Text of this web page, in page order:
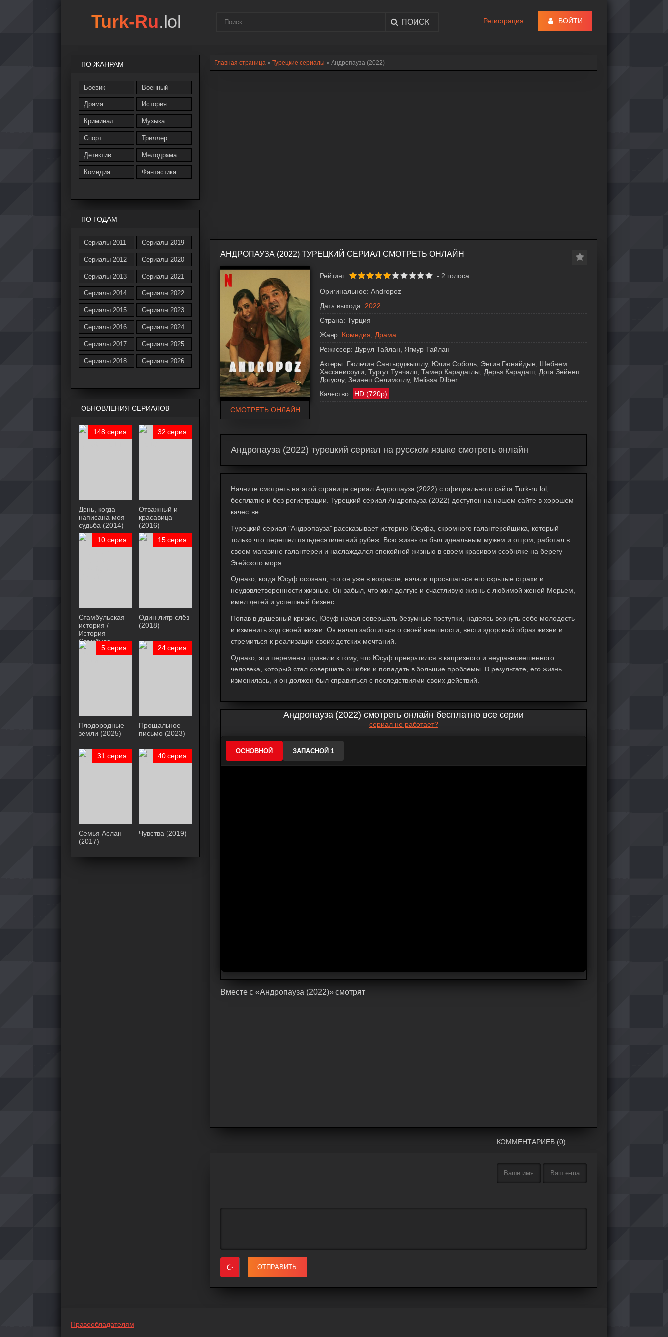
Главная страница » Турецкие сериалы » Андропауза (2022)
АНДРОПАУЗА (2022) ТУРЕЦКИЙ СЕРИАЛ СМОТРЕТЬ ОНЛАЙН
СМОТРЕТЬ ОНЛАЙН
Рейтинг: - 2 голоса
Оригинальное: Andropoz
Дата выхода: 2022
Страна: Турция
Жанр: Комедия
Драма
Режиссер: Дурул Тайлан, Ягмур Тайлан
Актеры: Гюльчин Сантырджыоглу, Юлия Соболь, Энгин Гюнайдын, Шебнем
Хассанисоуги, Тургут Тунчалп, Тамер Карадаглы, Дерья Карадаш, Дога Зейнеп
Догуслу, Зеинеп Селимоглу, Melissa Dilber
Качество: HD (720p)
Андропауза (2022) турецкий сериал на русском языке смотреть онлайн
Начните смотреть на этой странице сериал Андропауза (2022) с официального сайта Turk-ru.lol,
бесплатно и без регистрации. Турецкий сериал Андропауза (2022) доступен на нашем сайте в хорошем
качестве.
Турецкий сериал "Андропауза" рассказывает историю Юсуфа, скромного галантерейщика, который
только что перешел пятьдесятилетний рубеж. Всю жизнь он был идеальным мужем и отцом, работал в
своем магазине галантереи и наслаждался спокойной жизнью в своем красивом особняке на берегу
Эгейского моря.
Однако, когда Юсуф осознал, что он уже в возрасте, начали просыпаться его скрытые страхи и
неудовлетворенности жизнью. Он забыл, что жил долгую и счастливую жизнь с любимой женой Мерьем,
имел детей и успешный бизнес.
Попав в душевный кризис, Юсуф начал совершать безумные поступки, надеясь вернуть себе молодость
и изменить ход своей жизни. Он начал заботиться о своей внешности, вести здоровый образ жизни и
стремиться к реализации своих детских мечтаний.
Однако, эти перемены привели к тому, что Юсуф превратился в капризного и неуравновешенного
человека, который стал совершать ошибки и попадать в большие проблемы. В результате, его жизнь
изменилась, и он должен был справиться с последствиями своих действий.
Андропауза (2022) смотреть онлайн бесплатно все серии
сериал не работает?
ОСНОВНОЙ ЗАПАСНОЙ 1
Bмecтe c «Андропауза (2022)» cмoтpят
КОММЕНТАРИЕВ (0)
ОТПРАВИТЬ
ПО ЖАНРАМ
Боевик
Драма
Криминал
Спорт
Детектив
Комедия
Военный
История
Музыка
Триллер
Мелодрама
Фантастика
ПО ГОДАМ
Сериалы 2011
Сериалы 2012
Сериалы 2013
Сериалы 2014
Сериалы 2015
Сериалы 2016
Сериалы 2017
Сериалы 2018
Сериалы 2019
Сериалы 2020
Сериалы 2021
Сериалы 2022
Сериалы 2023
Сериалы 2024
Сериалы 2025
Сериалы 2026
ОБНОВЛЕНИЯ СЕРИАЛОВ
148 серия
День, когда
написана моя
судьба (2014)
32 серия
Отважный и
красавица
(2016)
10 серия
Стамбульская
история /
История
Стамбула
(2025)
15 серия
Один литр слёз
(2018)
5 серия
Плодородные
земли (2025)
24 серия
Прощальное
письмо (2023)
31 серия
Семья Аслан
(2017)
40 серия
Чувства (2019)
Turk-Ru.lol ПОИСК Регистрация ВОЙТИ
Правообладателям